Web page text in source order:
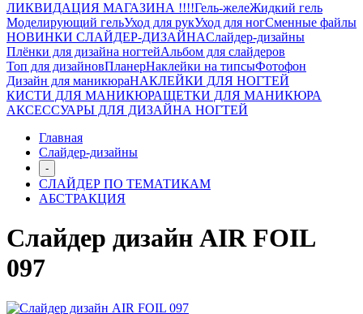
ЛИКВИДАЦИЯ МАГАЗИНА !!!!Гель-желеЖидкий гель
Моделирующий гельУход для рукУход для ногСменные файлы
НОВИНКИ СЛАЙДЕР-ДИЗАЙНАСлайдер-дизайны
Плёнки для дизайна ногтейАльбом для слайдеров
Топ для дизайновПланерНаклейки на типсыФотофон
Дизайн для маникюраНАКЛЕЙКИ ДЛЯ НОГТЕЙ
КИСТИ ДЛЯ МАНИКЮРАЩЕТКИ ДЛЯ МАНИКЮРА
АКСЕССУАРЫ ДЛЯ ДИЗАЙНА НОГТЕЙ
Главная
Слайдер-дизайны
-
СЛАЙДЕР ПО ТЕМАТИКАМ
АБСТРАКЦИЯ
Слайдер дизайн AIR FOIL
097